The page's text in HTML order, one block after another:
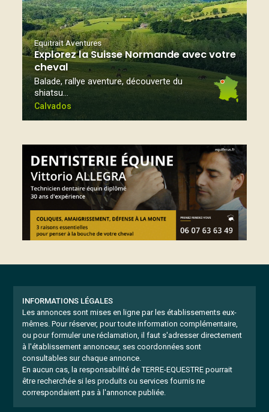
Equitrait Aventures
Explorez la Suisse Normande avec votre
cheval
Balade, rallye aventure, découverte du
shiatsu…
Calvados
INFORMATIONS LÉGALES
Les annonces sont mises en ligne par les établissements eux-
mêmes. Pour réserver, pour toute information complémentaire,
ou pour formuler une réclamation, il faut s'adresser directement
à l'établissement annonceur, ses coordonnées sont
consultables sur chaque annonce.
En aucun cas, la responsabilité de TERRE-EQUESTRE pourrait
être recherchée si les produits ou services fournis ne
correspondaient pas à l'annonce publiée.